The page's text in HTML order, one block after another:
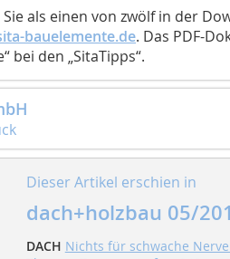
als einen von zwölf in der
bauelemente.de. Das PDF-
bei den „SitaTipps“.
Dieser Artikel erschien in
dach+holzbau 05/
DACH Nichts für schwache